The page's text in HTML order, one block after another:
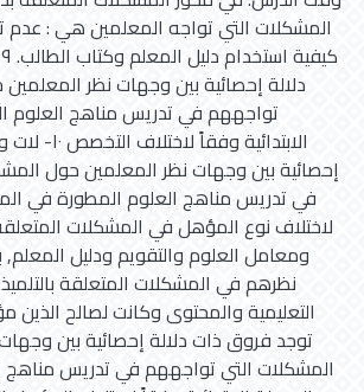
المشكلات التي تواجه المعلمين هي : عدم
دلالة إحصائية بين وجهات نظر
تواجههم في تدريس مناهج العلوم
الابتدائية
إحصائية بين وجهات نظر المعلمين حول
في تدريس مناهج العلوم المطورة في
لاختلاف نوع المؤهل في المشكلات
ومعامل العلوم والتقويم ودليل
نظرهم في المشكلات المتعلقة
توجد فروق ذات دلالة إحصائية بين
المشكلات التي تواجههم في تدريس